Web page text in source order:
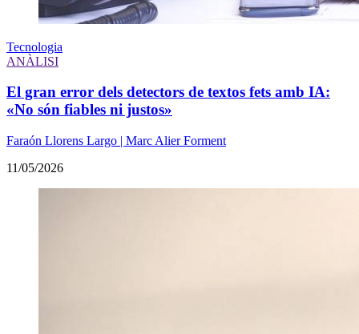
Tecnologia
ANÀLISI
El gran error dels detectors de textos fets amb IA:
«No són fiables ni justos»
Faraón Llorens Largo | Marc Alier Forment
11/05/2026